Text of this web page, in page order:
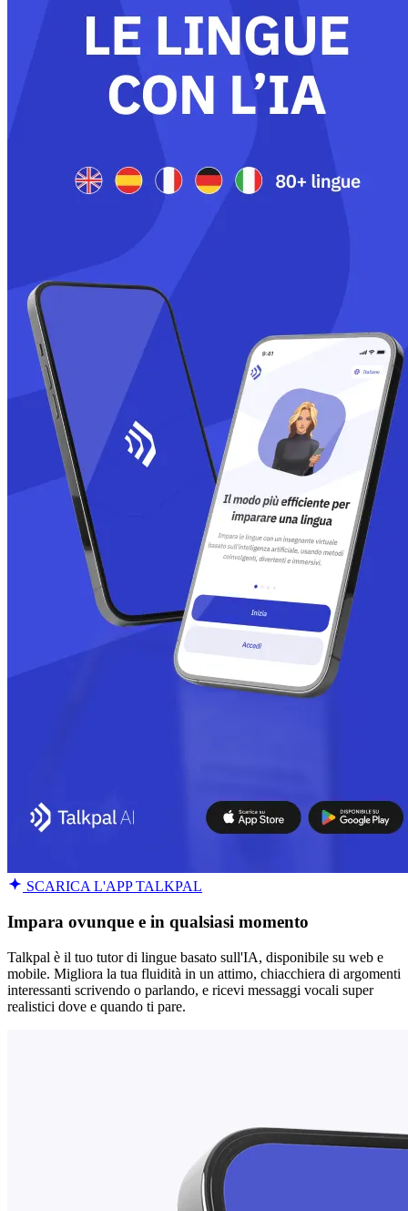
SCARICA L'APP TALKPAL
Impara ovunque e in qualsiasi momento
Talkpal è il tuo tutor di lingue basato sull'IA, disponibile su web e
mobile. Migliora la tua fluidità in un attimo, chiacchiera di argomenti
interessanti scrivendo o parlando, e ricevi messaggi vocali super
realistici dove e quando ti pare.